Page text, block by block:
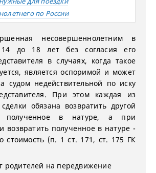
по России
несовершеннолетним в
14 до 18 лет без согласия его
в случаях, когда такое
является оспоримой и может
судом недействительной по иску
При этом каждая из
обязана возвратить другой
полученное в натуре, а при
возвратить полученное в натуре -
стоимость (п. 1 ст. 171, ст. 175 ГК
родителей на передвижение